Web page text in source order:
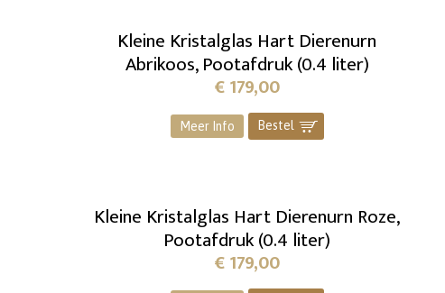
Kleine Kristalglas Hart Dierenurn
Abrikoos, Pootafdruk (0.4 liter)
€179,00
Meer Info Bestel ]
Kleine Kristalglas Hart Dierenurn Roze,
Pootafdruk (0.4 liter)
€179,00